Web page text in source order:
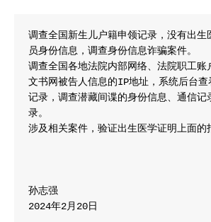
调查全国新生儿户籍申领记录，没有出生
员身份信息，调查身份信息诈骗案件。
调查全国各地法院内部网络、法院职工账
文书网被告人信息的IP地址，系统后台查
记录，调查潜藏间谍的身份信息、通信记
录。
涉及相关案件，验证出生医学证明上面的
孙志强
2024年2月20日